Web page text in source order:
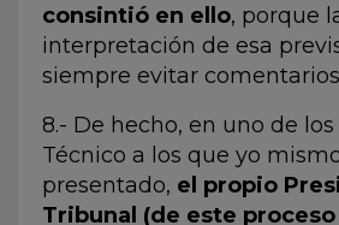
consintió en ello, porque
interpretación de esa
siempre evitar
8.- De hecho, en uno de
Técnico a los que yo
presentado, el propio
Tribunal (de este